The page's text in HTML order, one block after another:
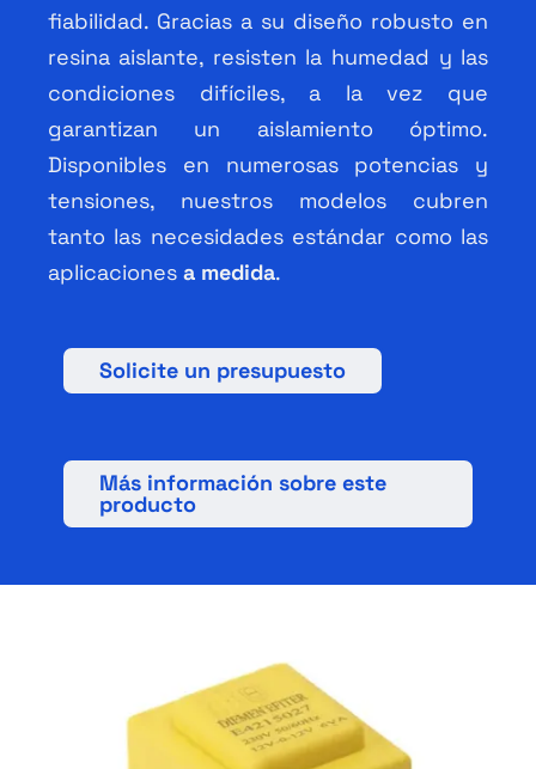
Español
fiabilidad. Gracias a su diseño robusto en
resina aislante, resisten la humedad y las
condiciones difíciles, a la vez que
garantizan un aislamiento óptimo.
Disponibles en numerosas potencias y
tensiones, nuestros modelos cubren
tanto las necesidades estándar como las
aplicaciones a medida.
Solicite un presupuesto
Más información sobre este
producto